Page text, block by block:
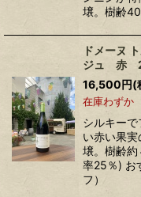
壌。樹齢
ドメーヌ
ジュ 赤
16,500円(
在庫わずか
シルキー
い赤い果
壌。樹齢
率25％) お
フ）